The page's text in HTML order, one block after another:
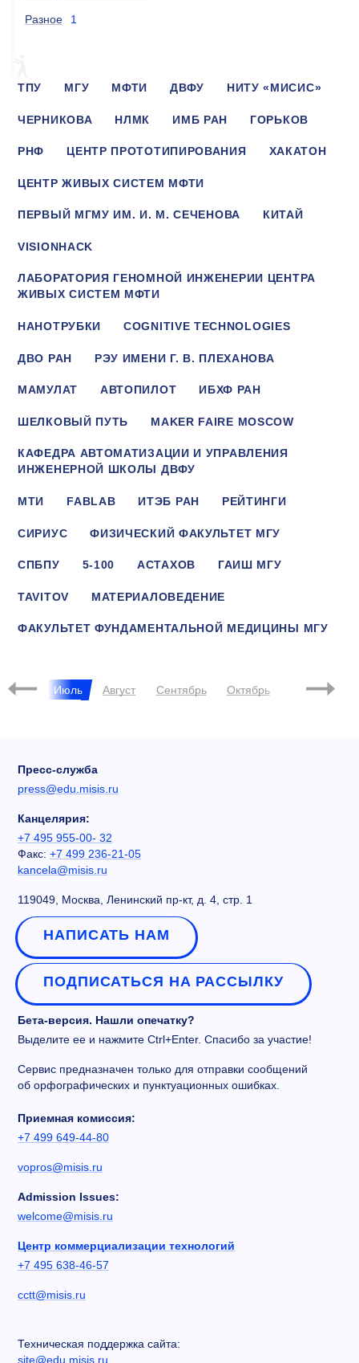
Разное 1
ТПУ МГУ МФТИ ДВФУ НИТУ «МИСИС»
ЧЕРНИКОВА НЛМК ИМБ РАН ГОРЬКОВ
РНФ ЦЕНТР ПРОТОТИПИРОВАНИЯ ХАКАТОН
ЦЕНТР ЖИВЫХ СИСТЕМ МФТИ
ПЕРВЫЙ МГМУ ИМ. И. М. СЕЧЕНОВА КИТАЙ
VISIONHACK
ЛАБОРАТОРИЯ ГЕНОМНОЙ ИНЖЕНЕРИИ ЦЕНТРА
ЖИВЫХ СИСТЕМ МФТИ
НАНОТРУБКИ COGNITIVE TECHNOLOGIES
ДВО РАН РЭУ ИМЕНИ Г. В. ПЛЕХАНОВА
МАМУЛАТ АВТОПИЛОТ ИБХФ РАН
ШЕЛКОВЫЙ ПУТЬ MAKER FAIRE MOSCOW
КАФЕДРА АВТОМАТИЗАЦИИ И УПРАВЛЕНИЯ
ИНЖЕНЕРНОЙ ШКОЛЫ ДВФУ
МТИ FABLAB ИТЭБ РАН РЕЙТИНГИ
СИРИУС ФИЗИЧЕСКИЙ ФАКУЛЬТЕТ МГУ
СПБПУ 5-100 АСТАХОВ ГАИШ МГУ
TAVITOV МАТЕРИАЛОВЕДЕНИЕ
ФАКУЛЬТЕТ ФУНДАМЕНТАЛЬНОЙ МЕДИЦИНЫ МГУ
Июнь Июль Август Сентябрь Октябрь Ноябрь
Пресс-служба
press@edu.misis.ru
Канцелярия:
+7 495 955-00- 32
Факс: +7 499 236-21-05
kancela@misis.ru
119049, Москва, Ленинский пр-кт, д. 4, стр. 1
НАПИСАТЬ НАМ
ПОДПИСАТЬСЯ НА РАССЫЛКУ
Бета-версия. Нашли опечатку?
Выделите ее и нажмите Ctrl+Enter. Спасибо за участие!
Сервис предназначен только для отправки сообщений
об орфографических и пунктуационных ошибках.
Приемная комиссия:
+7 499 649-44-80
vopros@misis.ru
Admission Issues:
welcome@misis.ru
Центр коммерциализации технологий
+7 495 638-46-57
cctt@misis.ru
Техническая поддержка сайта:
site@edu.misis.ru